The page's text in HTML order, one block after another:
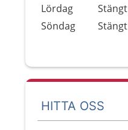
Lördag
Stängt
Söndag
Stängt
HITTA OSS